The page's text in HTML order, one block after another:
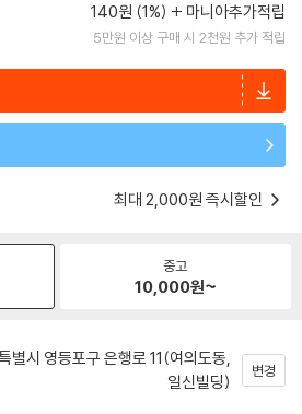
140원 (1%) 마니아추가적립
5만원 이상 구매 시 2천원 추가 적립
최대 2,000원 즉시할인
중고
10,000원~
별시 영등포구 은행로 11(여의도동,
일신빌딩)
변경